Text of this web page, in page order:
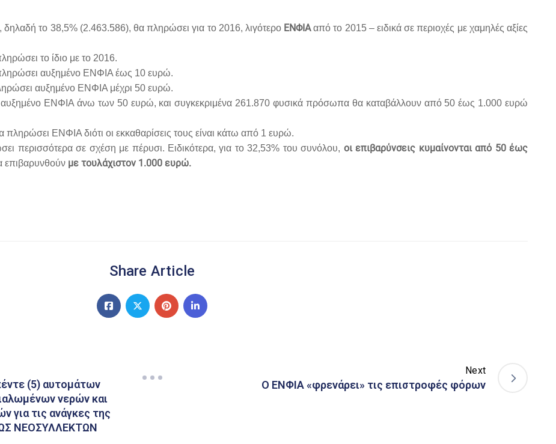
το 38,5% (2.463.586), θα πληρώσει για το 2016, λιγότερο ΕΝΦΙΑαπό το 2015 – ειδικά σε περιοχές με χαμηλές αξίες
το ίδιο με το 2016.
αυξημένο ΕΝΦΙΑ έως 10 ευρώ.
αυξημένο ΕΝΦΙΑ μέχρι 50 ευρώ.
ΕΝΦΙΑ άνω των 50 ευρώ, και συγκεκριμένα 261.870 φυσικά πρόσωπα θα καταβάλλουν από 50 έως 1.000 ευρώ
ΕΝΦΙΑ διότι οι εκκαθαρίσεις τους είναι κάτω από 1 ευρώ.
περισσότερα σε σχέση με πέρυσι. Ειδικότερα, για το 32,53% του συνόλου, οι επιβαρύνσεις κυμαίνονται από 50 έως
επιβαρυνθούν με τουλάχιστον 1.000 ευρώ.
Share Article
(5) αυτομάτων
νερών και
για τις ανάγκες της
ΝΕΟΣΥΛΛΕΚΤΩΝ
Next
Ο ΕΝΦΙΑ «φρενάρει» τις επιστροφές φόρων